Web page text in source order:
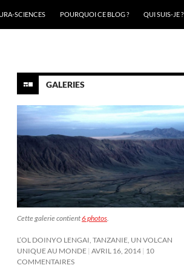
SCIENCES POURQUOI CE BLOG ? QUI SUIS-JE ?
GALERIES
Cette galerie contient6 photos.
L’OL DOINYO LENGAI, TANZANIE, UN VOLCAN
UNIQUE AU MONDE AVRIL 16, 2014 10
COMMENTAIRES